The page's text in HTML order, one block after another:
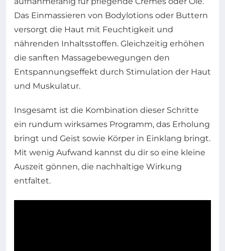
Das Einmassieren von Bodylotions oder Buttern
versorgt die Haut mit Feuchtigkeit und
nährenden Inhaltsstoffen. Gleichzeitig erhöhen
die sanften Massagebewegungen den
Entspannungseffekt durch Stimulation der Haut
und Muskulatur.
Insgesamt ist die Kombination dieser Schritte
ein rundum wirksames Programm, das Erholung
bringt und Geist sowie Körper in Einklang bringt.
Mit wenig Aufwand kannst du dir so eine kleine
Auszeit gönnen, die nachhaltige Wirkung
entfaltet.